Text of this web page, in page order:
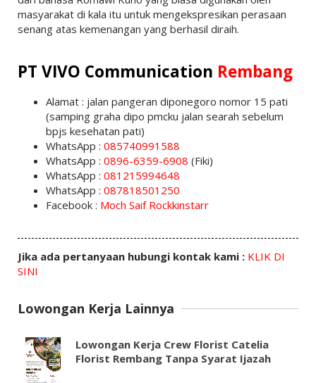
masyarakat di kala itu untuk mengekspresikan perasaan
senang atas kemenangan yang berhasil diraih.
PT VIVO Communication Rembang
Alamat : jalan pangeran diponegoro nomor 15 pati
(samping graha dipo pmcku jalan searah sebelum
bpjs kesehatan pati)
WhatsApp : 085740991588
WhatsApp : 0896-6359-6908 (Fiki)
WhatsApp : 081215994648
WhatsApp : 087818501250
Facebook : Moch Saif Rockkinstarr
Jika ada pertanyaan hubungi kontak kami : KLIK DI
SINI
Lowongan Kerja Lainnya
Lowongan Kerja Crew Florist Catelia
Florist Rembang Tanpa Syarat Ijazah